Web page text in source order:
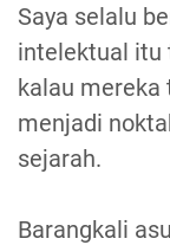
Saya selalu
intelektual itu
kalau mereka
menjadi
sejarah.
Barangkali